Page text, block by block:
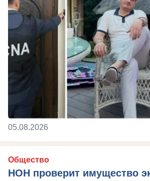
05.08.2026
Общество
НОН проверит имущество